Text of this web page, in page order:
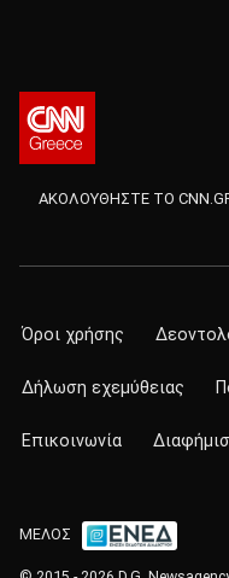
ΑΚΟΛΟΥΘΗΣΤΕ ΤΟ
Όροι χρήσης
Δήλωση εχεμύθειας
Επικοινωνία
ΜΕΛΟΣ